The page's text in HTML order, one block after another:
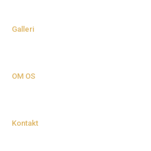
Galleri
OM OS
Kontakt